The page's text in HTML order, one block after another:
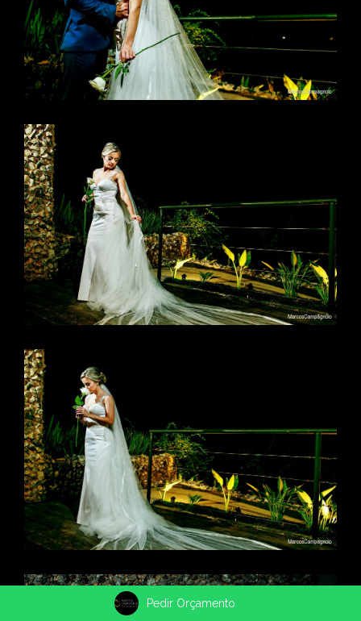
Pedir Orçamento